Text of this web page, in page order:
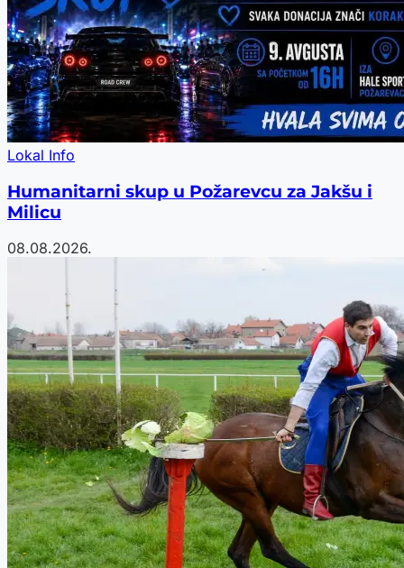
Lokal Info
Humanitarni skup u Požarevcu za Jakšu i
Milicu
08.08.2026.